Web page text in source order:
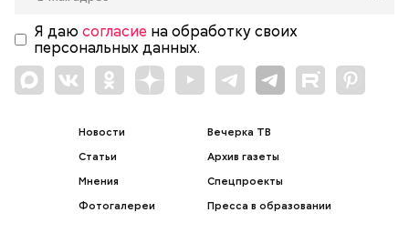
Я даю согласие на обработку своих
персональных данных.
Новости
Статьи
Мнения
Фотогалереи
Вечерка ТВ
Архив газеты
Спецпроекты
Пресса в образовании